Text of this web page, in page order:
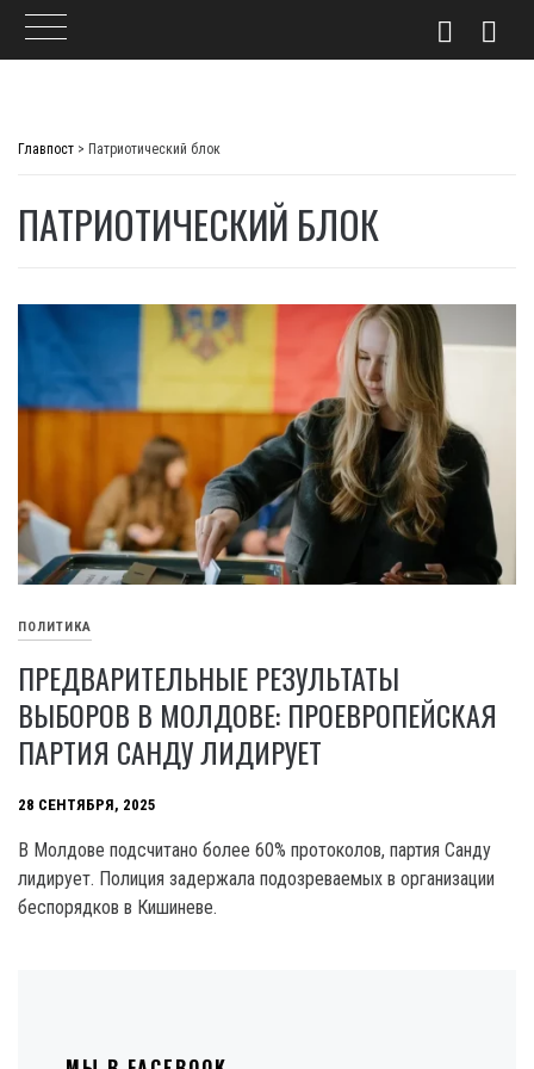
Главпост > Патриотический блок
ПАТРИОТИЧЕСКИЙ БЛОК
ПОЛИТИКА
ПРЕДВАРИТЕЛЬНЫЕ РЕЗУЛЬТАТЫ
ВЫБОРОВ В МОЛДОВЕ: ПРОЕВРОПЕЙСКАЯ
ПАРТИЯ САНДУ ЛИДИРУЕТ
28 СЕНТЯБРЯ, 2025
В Молдове подсчитано более 60% протоколов, партия Санду
лидирует. Полиция задержала подозреваемых в организации
беспорядков в Кишиневе.